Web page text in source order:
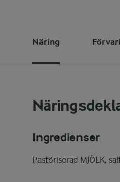
Näring
Ingredienser
Pastöriserad MJÖLK,